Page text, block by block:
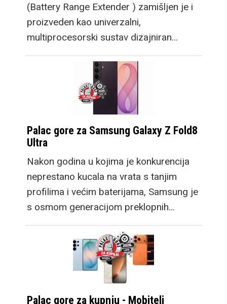
(Battery Range Extender ) zamišljen je i
proizveden kao univerzalni,
multiprocesorski sustav dizajniran…
Palac gore za Samsung Galaxy Z Fold8
Ultra
Nakon godina u kojima je konkurencija
neprestano kucala na vrata s tanjim
profilima i većim baterijama, Samsung je
s osmom generacijom preklopnih…
Palac gore za kupnju - Mobiteli